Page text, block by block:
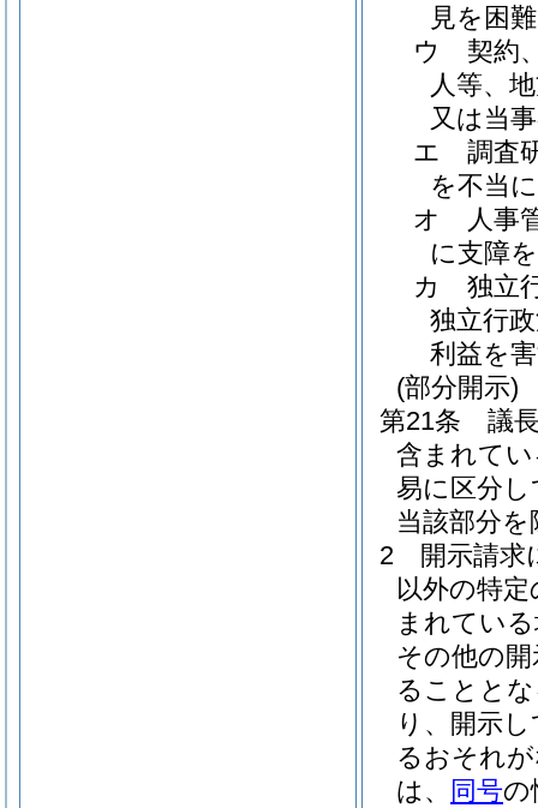
見を困
ウ
契約
人等、
又は当
エ
調査
を不当
オ
人事
に支障
カ
独立
独立行
利益を
(部分開示)
第21条
議
含まれて
易に区分
当該部分
2
開示請求
以外の特
まれてい
その他の
ることと
り、開示
るおそれ
は、
同号の